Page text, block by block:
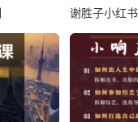
谢胜子小红